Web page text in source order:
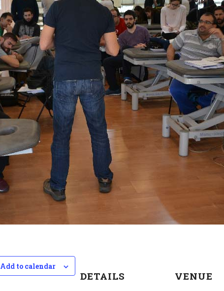
Add to calendar
DETAILS VENUE